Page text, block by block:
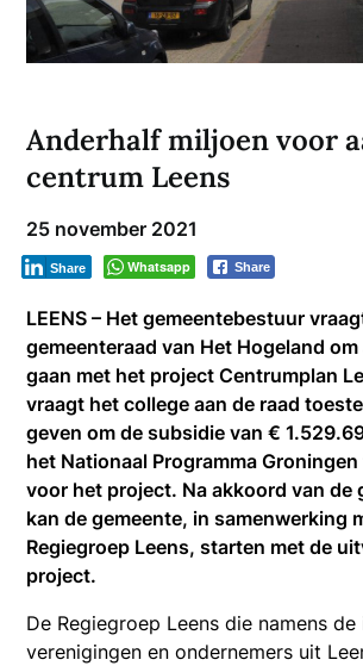
Anderhalf miljoen voor
centrum Leens
25 november 2021
Whatsapp Share
Share
LEENS – Het gemeentebestuur
gemeenteraad van Het Hogeland
gaan met het project Centrumplan
vraagt het college aan de raad
geven om de subsidie van €
het Nationaal Programma
voor het project. Na akkoord van de
kan de gemeente, in samenwerking
Regiegroep Leens, starten met de
project.
De Regiegroep Leens die namens de
verenigingen en ondernemers uit